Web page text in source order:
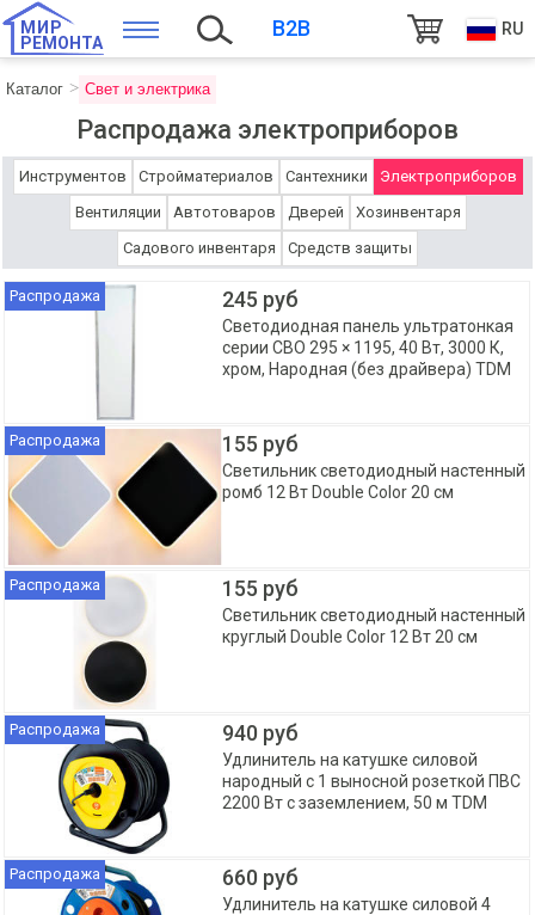
МИР
РЕМОНТА
B2B RU
Каталог Свет и электрика
Распродажа электроприборов
Инструментов Стройматериалов Сантехники
Электроприборов
Вентиляции
Автотоваров Дверей
Хозинвентаря
Садового инвентаря
Средств защиты
Распродажа 245 руб
Светодиодная панель ультратонкая
серии СВО 295 × 1195, 40 Вт, 3000 К,
хром, Народная (без драйвера) TDM
Распродажа 155 руб
Светильник светодиодный настенный
ромб 12 Вт Double Color 20 см
Распродажа 155 руб
Светильник светодиодный настенный
круглый Double Color 12 Вт 20 см
Распродажа 940 руб
Удлинитель на катушке силовой
народный с 1 выносной розеткой ПВС
2200 Вт с заземлением, 50 м TDM
Распродажа 660 руб
Удлинитель на катушке силовой 4